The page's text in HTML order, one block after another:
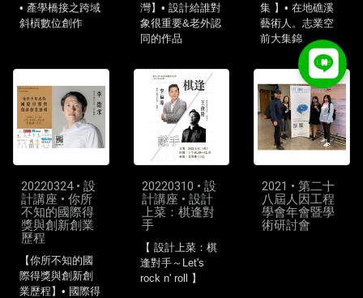
• 產學橋接之跨域
斜槓數位創作
灣】• 設計給誰對
象很重要&老外認
同的作品
集 】• 在地礁溪
藝術人。志業空
前大集錦
20220324 • 設
計講座 • 你所
不知的國際得
獎與創新創業
歷程
【你所不知的國
際得獎與創新創
業歷程】• 國際得
20220310 • 設
計講座 • 設計
上菜：棋逢對
手
【 設計上菜：棋
逢對手～Let's
rock n' roll 】
2021 • 第二十
八屆人因工程
學會年會暨學
術研討會